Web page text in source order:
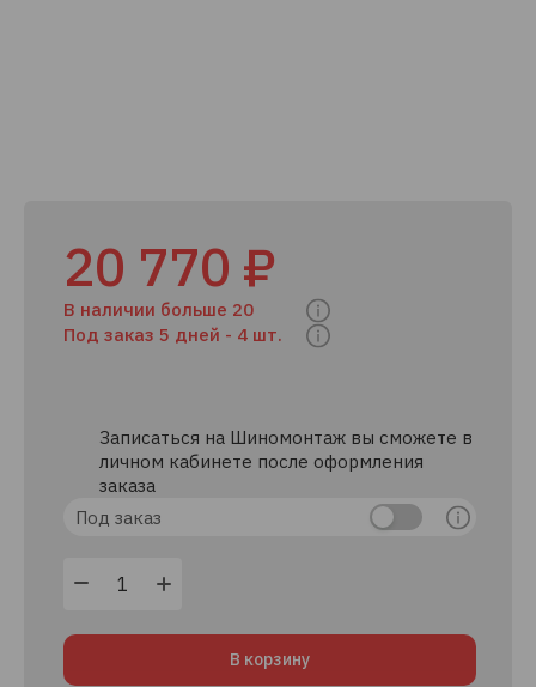
20 770 ₽
В наличии больше 20
Под заказ 5 дней - 4 шт.
Записаться на Шиномонтаж вы сможете в
личном кабинете после оформления
заказа
Под заказ
В корзину